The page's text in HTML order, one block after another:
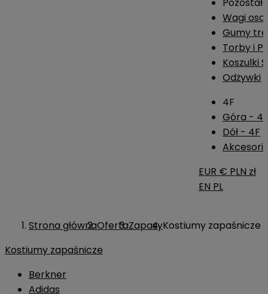
Wagi
Gumy
Torby i
Koszulki
Odżywki
4F
Góra -
Dół - 4F
EUR € PLN zł
EN PL
Strona głównaOfertaZapasyKostiumy zapaśnicze
Kostiumy zapaśnicze
Berkner
Adidas